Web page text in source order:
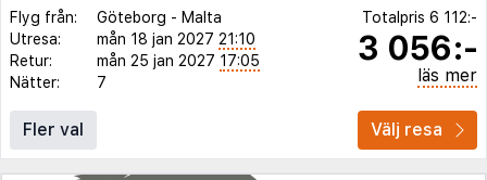
Flyg från: Göteborg - Malta
Utresa:
mån 18 jan 2027 21:10
Retur:
mån 25 jan 2027 17:05
Nätter:
7
Totalpris 6 112:-
3 056:-
läs mer
Fler val Välj resa